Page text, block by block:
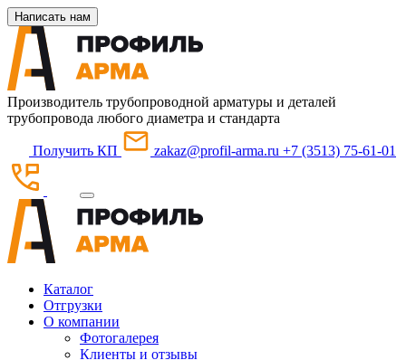
Написать нам
Производитель трубопроводной арматуры и деталей
трубопровода любого диаметра и стандарта
Получить КП zakaz@profil-arma.ru +7 (3513) 75-61-01
Каталог
Отгрузки
О компании
Фотогалерея
Клиенты и отзывы